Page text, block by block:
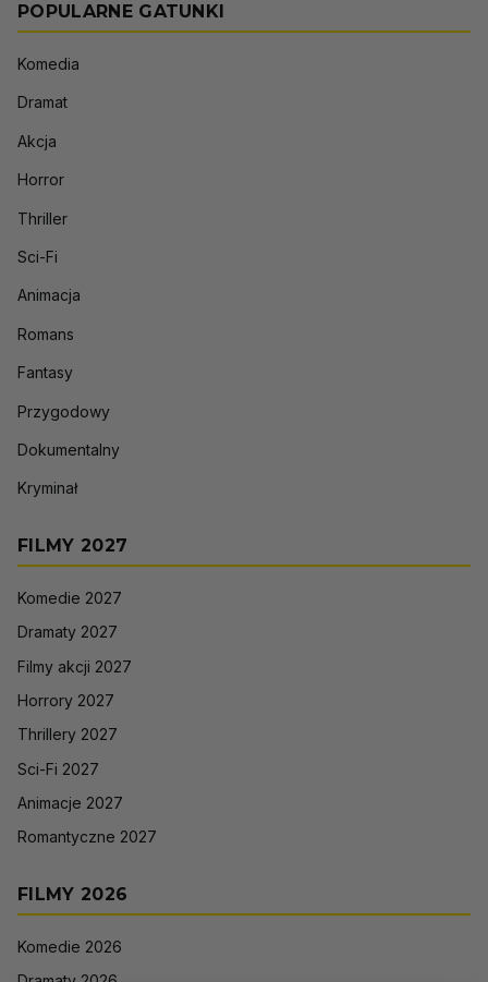
POPULARNE GATUNKI
Komedia
Dramat
Akcja
Horror
Thriller
Sci-Fi
Animacja
Romans
Fantasy
Przygodowy
Dokumentalny
Kryminał
FILMY 2027
Komedie 2027
Dramaty 2027
Filmy akcji 2027
Horrory 2027
Thrillery 2027
Sci-Fi 2027
Animacje 2027
Romantyczne 2027
FILMY 2026
Komedie 2026